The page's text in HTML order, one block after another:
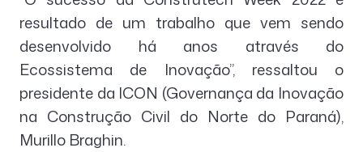
resultado de um trabalho que vem sendo
desenvolvido há anos através do
Ecossistema de Inovação”, ressaltou o
presidente da ICON (Governança da Inovação
na Construção Civil do Norte do Paraná),
Murillo Braghin.